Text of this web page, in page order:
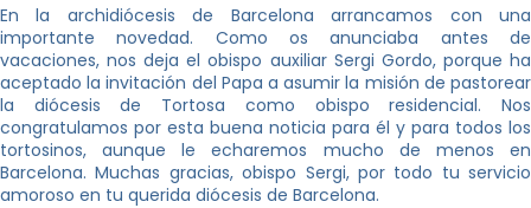
En la archidiócesis de Barcelona arrancamos con una
importante novedad. Como os anunciaba antes de
vacaciones, nos deja el obispo auxiliar Sergi Gordo, porque ha
aceptado la invitación del Papa a asumir la misión de pastorear
la diócesis de Tortosa como obispo residencial. Nos
congratulamos por esta buena noticia para él y para todos los
tortosinos, aunque le echaremos mucho de menos en
Barcelona. Muchas gracias, obispo Sergi, por todo tu servicio
amoroso en tu querida diócesis de Barcelona.